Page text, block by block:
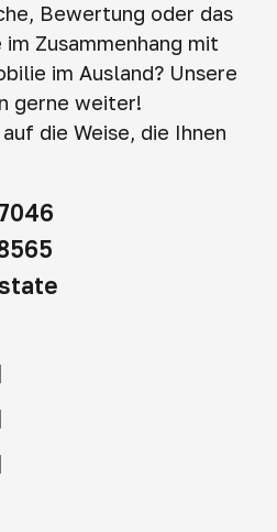
Bewertung oder das
Zusammenhang mit
im Ausland? Unsere
gerne weiter!
die Weise, die Ihnen